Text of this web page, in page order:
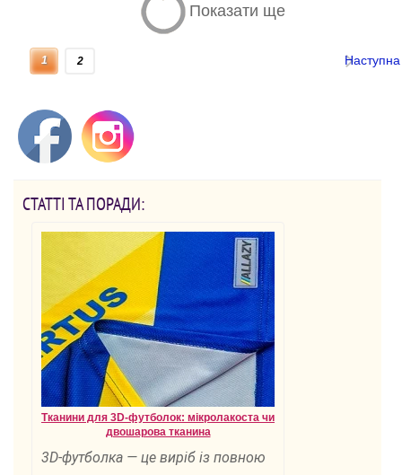
Показати ще
1 2 Наступна
СТАТТІ ТА ПОРАДИ:
Тканини для 3D-футболок: мікролакоста чи
двошарова тканина
3D-футболка — це виріб із повною